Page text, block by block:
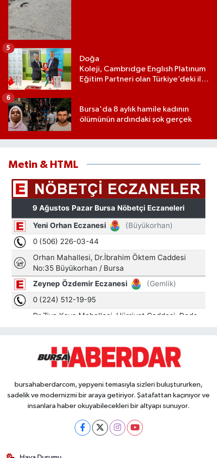
Doğa
Koleji, Cambrıdge Englısh Platınum
Eğitim Partneri olan Türkiye’deki ilk
5
Bursa'da 8 aylık hamile kadının
ölümünün ardındaki şok gerçek
6
Metin & HTML
bursahaberdarcom, yepyeni temasıyla sizleri buluştururken,
sadelik ve modernizmi bir araya getiriyor. Şatafattan kaçınıyor ve
insanlara haber okuyabilecekleri bir altyapı sunuyor.